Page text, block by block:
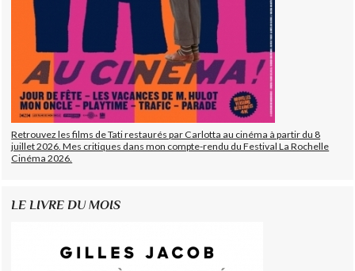
Retrouvez les films de Tati restaurés par Carlotta au cinéma à partir du 8
juillet 2026. Mes critiques dans mon compte-rendu du Festival La Rochelle
Cinéma 2026.
LE LIVRE DU MOIS